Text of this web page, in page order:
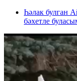
Һәлак булган
бәхетле